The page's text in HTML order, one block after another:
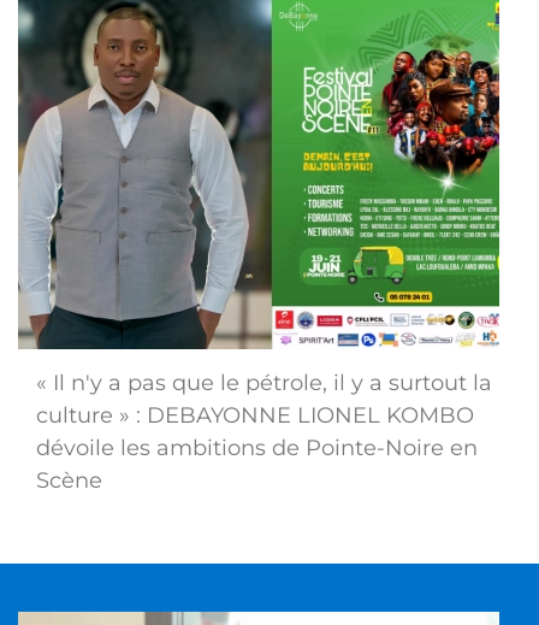
« Il n'y a pas que le pétrole, il y a surtout la
culture » : DEBAYONNE LIONEL KOMBO
dévoile les ambitions de Pointe-Noire en
Scène